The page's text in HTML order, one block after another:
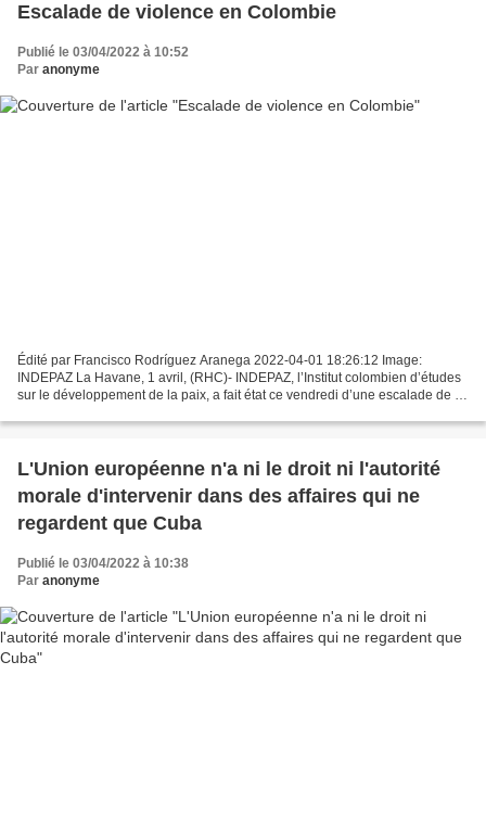
Escalade de violence en Colombie
Publié le 03/04/2022 à 10:52
Par anonyme
Édité par Francisco Rodríguez Aranega 2022-04-01 18:26:12 Image:
INDEPAZ La Havane, 1 avril, (RHC)- INDEPAZ, l’Institut colombien d’études
sur le développement de la paix, a fait état ce vendredi d’une escalade de la
L'Union européenne n'a ni le droit ni l'autorité
morale d'intervenir dans des affaires qui ne
regardent que Cuba
Publié le 03/04/2022 à 10:38
Par anonyme